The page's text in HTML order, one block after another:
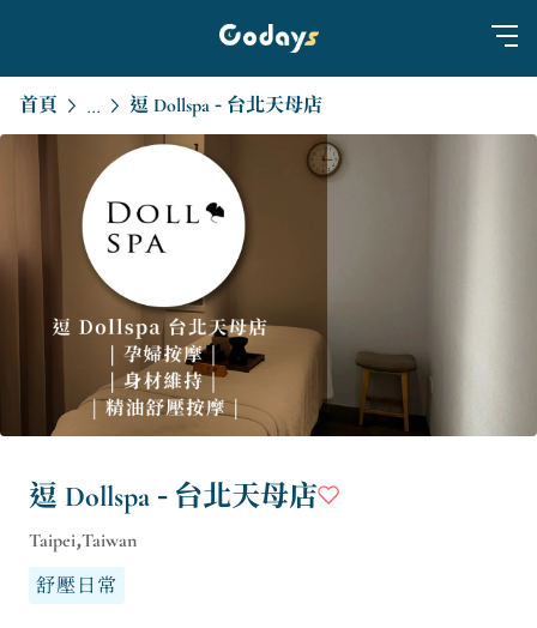
首頁 ... 逗 Dollspa - 台北天母店
逗 Dollspa - 台北天母店
Taipei,Taiwan
舒壓日常